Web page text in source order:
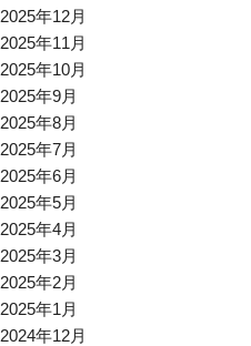
2025年12月
2025年11月
2025年10月
2025年9月
2025年8月
2025年7月
2025年6月
2025年5月
2025年4月
2025年3月
2025年2月
2025年1月
2024年12月